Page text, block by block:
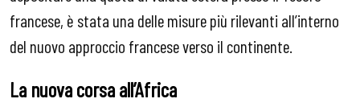
francese, è stata una delle misure più rilevanti all’interno
del nuovo approccio francese verso il continente.
La nuova corsa all’Africa